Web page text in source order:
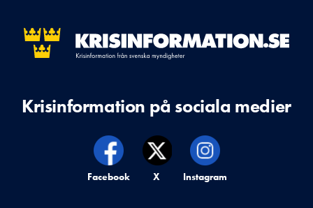
Krisinformation på sociala medier
Krisinformation på,
Facebook Krisinformation på,
X Krisinformation på,
Instagram